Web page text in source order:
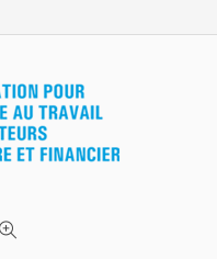
du